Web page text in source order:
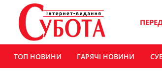
ТОП НОВИНИ ГАРЯЧІ НОВИНИ